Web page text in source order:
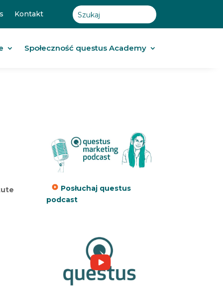
Kontakt
Społeczność questus Academy
Posłuchaj questus
podcast